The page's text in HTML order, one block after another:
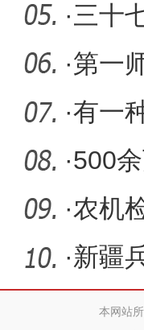
纠纷
·三十
·第一
检工作
·有一
·500
辣滚烫
·农机
·新疆
本网站